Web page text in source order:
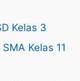
Kelas 3
Kelas 11